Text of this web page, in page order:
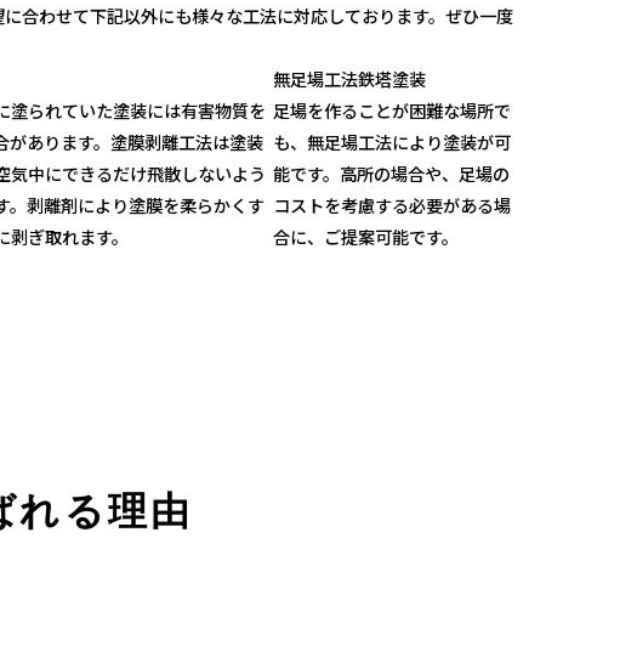
合わせて下記以外にも様々な工法に対応しております。ぜひ一度
塗られていた塗装には有害物質を
があります。塗膜剥離工法は塗装
気中にできるだけ飛散しないよう
。剥離剤により塗膜を柔らかくす
ぎ取れます。
無足場工法鉄塔塗装
足場を作ることが困難な場所で
も、無足場工法により塗装が可
能です。高所の場合や、足場の
コストを考慮する必要がある場
合に、ご提案可能です。
れる理由